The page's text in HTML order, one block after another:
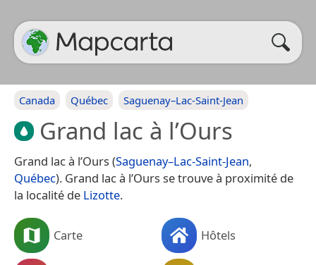
Canada Québec Saguenay–Lac-Saint-Jean
Grand lac à l’Ours
Grand lac à l’Ours (Saguenay–Lac-Saint-Jean,
Québec). Grand lac à l’Ours se trouve à proximité de
la localité de Lizotte.
Carte Hôtels